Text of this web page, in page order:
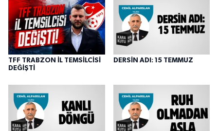
TFF TRABZON İL TEMSİLCİSİ
DEĞİŞTİ
DERSİN ADI: 15 TEMMUZ